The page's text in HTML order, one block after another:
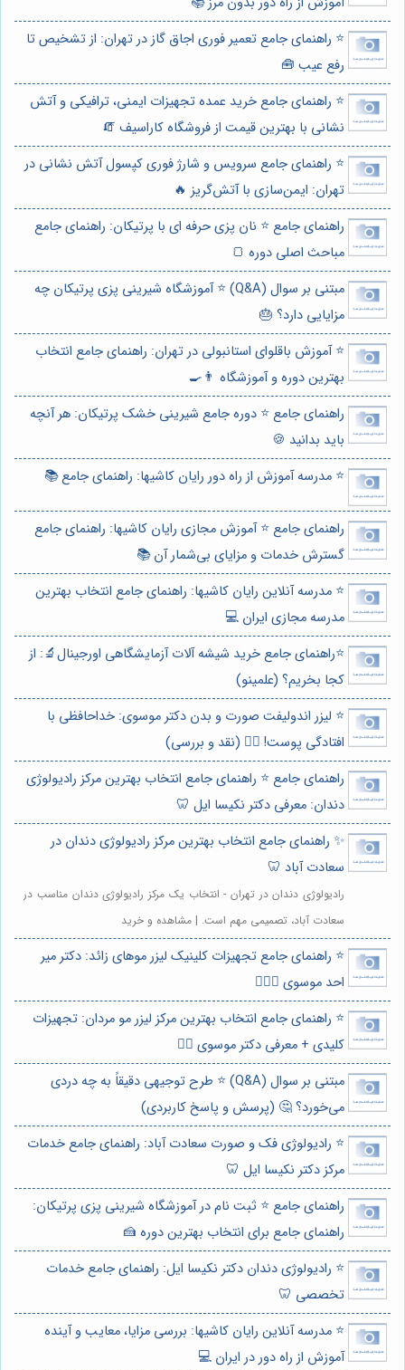
⭐️ راهنمای جامع تعمیر فوری اجاق گاز در تهران: از تشخیص تا
رفع عیب 🧰
⭐️ راهنمای جامع خرید عمده تجهیزات ایمنی، ترافیکی و آتش
نشانی با بهترین قیمت از فروشگاه کاراسیف 🧯
⭐️ راهنمای جامع سرویس و شارژ فوری کپسول آتش نشانی در
تهران: ایمن‌سازی با آتش‌گریز 🔥
راهنمای جامع ⭐️ نان پزی حرفه ای با پرتیکان: راهنمای جامع
مباحث اصلی دوره 🍞
مبتنی بر سوال (Q&A) ⭐️ آموزشگاه شیرینی پزی پرتیکان چه
مزایایی دارد؟ 🎂
⭐️ آموزش باقلوای استانبولی در تهران: راهنمای جامع انتخاب
بهترین دوره و آموزشگاه 👨‍🍳
راهنمای جامع ⭐️ دوره جامع شیرینی خشک پرتیکان: هر آنچه
باید بدانید 🍪
⭐️ مدرسه آموزش از راه دور رایان کاشیها: راهنمای جامع 📚
راهنمای جامع ⭐️ آموزش مجازی رایان کاشیها: راهنمای جامع
گسترش خدمات و مزایای بی‌شمار آن 📚
⭐️ مدرسه آنلاین رایان کاشیها: راهنمای جامع انتخاب بهترین
مدرسه مجازی ایران 💻
⭐️راهنمای جامع خرید شیشه آلات آزمایشگاهی اورجینال🔬: از
کجا بخریم؟ (علمینو)
⭐️ لیزر اندولیفت صورت و بدن دکتر موسوی: خداحافظی با
افتادگی پوست! 💆‍♀️ (نقد و بررسی)
راهنمای جامع ⭐️ راهنمای جامع انتخاب بهترین مرکز رادیولوژی
دندان: معرفی دکتر نکیسا ایل 🦷
✨ راهنمای جامع انتخاب بهترین مرکز رادیولوژی دندان در
سعادت آباد 🦷
رادیولوژی دندان در تهران - انتخاب یک مرکز رادیولوژی دندان مناسب در
سعادت آباد، تصمیمی مهم است. | مشاهده و خرید
⭐️ راهنمای جامع تجهیزات کلینیک لیزر موهای زائد: دکتر میر
احد موسوی 👩🏻‍⚕️
⭐️ راهنمای جامع انتخاب بهترین مرکز لیزر مو مردان: تجهیزات
کلیدی + معرفی دکتر موسوی 👨‍⚕️
مبتنی بر سوال (Q&A) ⭐️ طرح توجیهی دقیقاً به چه دردی
می‌خورد؟ 🤔 (پرسش و پاسخ کاربردی)
⭐️ رادیولوژی فک و صورت سعادت آباد: راهنمای جامع خدمات
مرکز دکتر نکیسا ایل 🦷
راهنمای جامع ⭐️ ثبت نام در آموزشگاه شیرینی پزی پرتیکان:
راهنمای جامع برای انتخاب بهترین دوره 🍰
⭐️ رادیولوژی دندان دکتر نکیسا ایل: راهنمای جامع خدمات
تخصصی 🦷
⭐️ مدرسه آنلاین رایان کاشیها: بررسی مزایا، معایب و آینده
آموزش از راه دور در ایران 💻